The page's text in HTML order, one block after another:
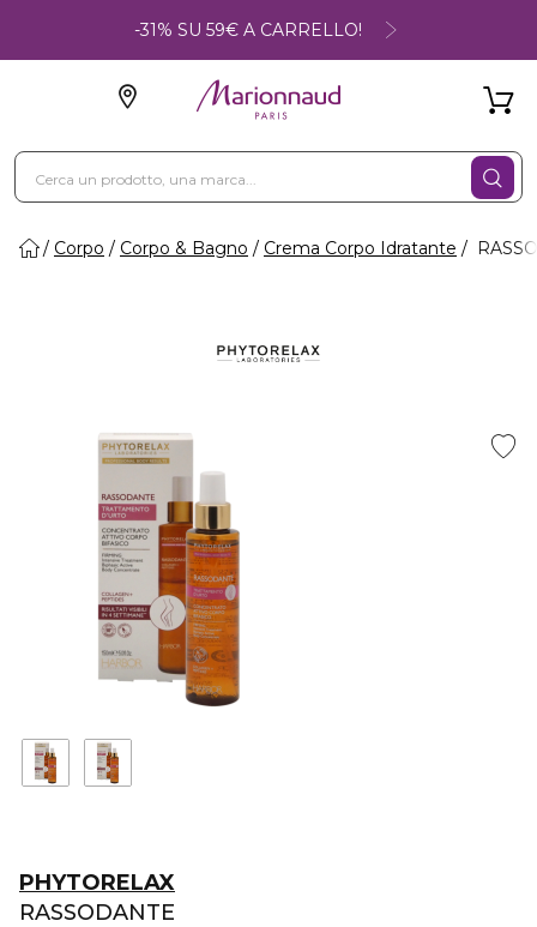
-31% SU 59€ A CARRELLO!
Corpo Corpo & Bagno Crema Corpo Idratante
PHYTORELAX
RASSODANTE